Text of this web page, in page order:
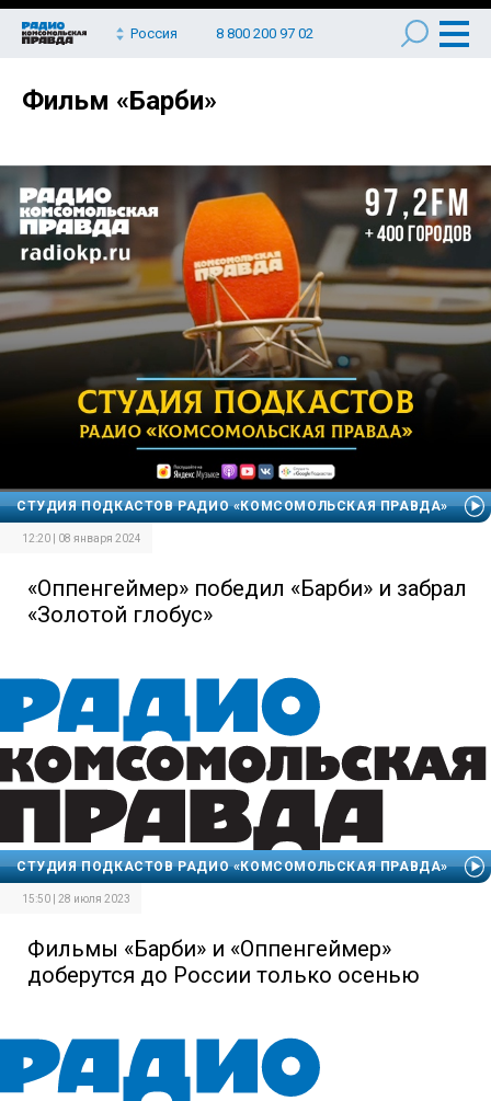
Россия 8 800 200 97 02
Фильм «Барби»
СТУДИЯ ПОДКАСТОВ РАДИО «КОМСОМОЛЬСКАЯ ПРАВДА»
12:20 | 08 января 2024
«Оппенгеймер» победил «Барби» и забрал
«Золотой глобус»
СТУДИЯ ПОДКАСТОВ РАДИО «КОМСОМОЛЬСКАЯ ПРАВДА»
15:50 | 28 июля 2023
Фильмы «Барби» и «Оппенгеймер»
доберутся до России только осенью